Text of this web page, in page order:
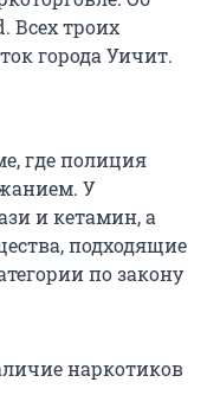
Всех троих
города Уичит.
где полиция
У
и кетамин, а
подходящие
по закону
наркотиков